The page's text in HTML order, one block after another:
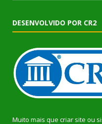
DESENVOLVIDO POR CR2
Muito mais que criar site ou